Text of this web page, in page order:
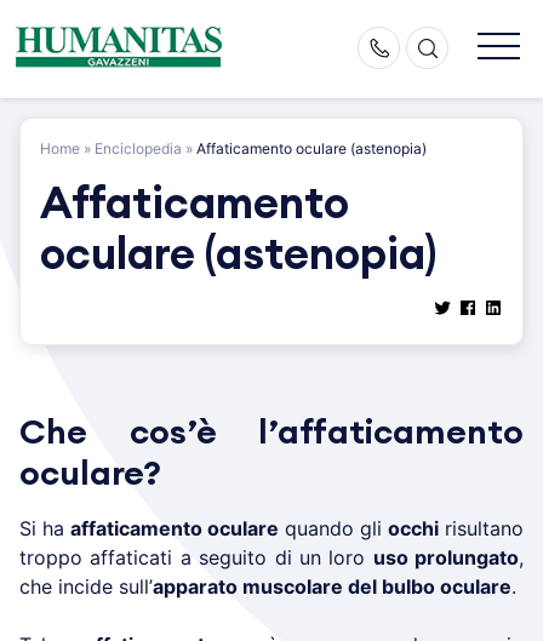
content
Home » Enciclopedia » Affaticamento oculare (astenopia)
Affaticamento
oculare (astenopia)
Che cos’è l’affaticamento
oculare?
Si ha affaticamento oculare quando gli occhi risultano
troppo affaticati a seguito di un loro uso prolungato,
che incide sull’apparato muscolare del bulbo oculare.